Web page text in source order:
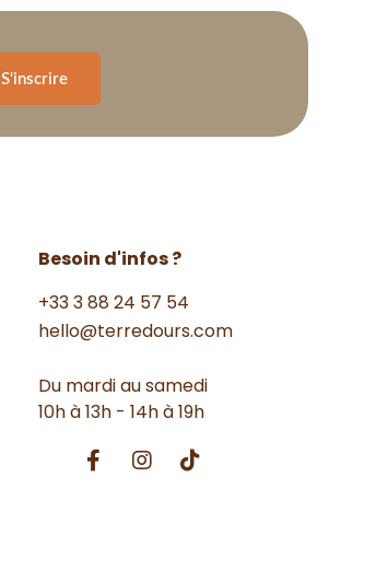
S'inscrire
Besoin d'infos ?
+33 3 88 24 57 54
hello@terredours.com
Du mardi au samedi
10h à 13h - 14h à 19h